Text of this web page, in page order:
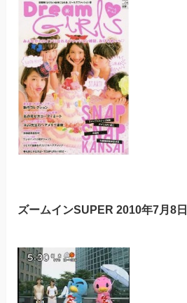
ズームインSUPER 2010年7月8日